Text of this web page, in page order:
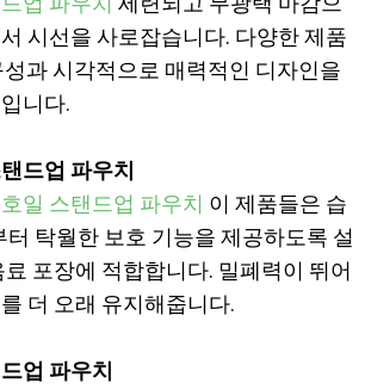
시선을 사로잡습니다. 다양한 제품
과 시각적으로 매력적인 디자인을
니다.
드업 파우치
일 스탠드업 파우치 이 제품들은 습
터 탁월한 보호 기능을 제공하도록 설
포장에 적합합니다. 밀폐력이 뛰어
더 오래 유지해줍니다.
업 파우치